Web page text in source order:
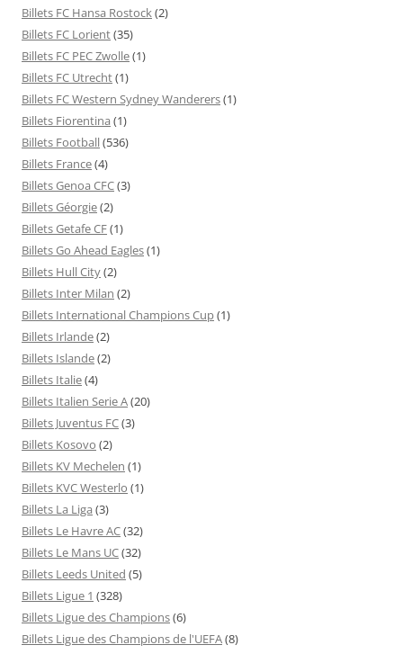
Billets FC Hansa Rostock(2)
Billets FC Lorient(35)
Billets FC PEC Zwolle(1)
Billets FC Utrecht(1)
Billets FC Western Sydney Wanderers(1)
Billets Fiorentina (1)
Billets Football(536)
Billets France(4)
Billets Genoa CFC(3)
Billets Géorgie(2)
Billets Getafe CF(1)
Billets Go Ahead Eagles(1)
Billets Hull City(2)
Billets Inter Milan (2)
Billets International Champions Cup(1)
Billets Irlande(2)
Billets Islande(2)
Billets Italie(4)
Billets Italien Serie A(20)
Billets Juventus FC(3)
Billets Kosovo (2)
Billets KV Mechelen (1)
Billets KVC Westerlo (1)
Billets La Liga (3)
Billets Le Havre AC(32)
Billets Le Mans UC(32)
Billets Leeds United (5)
Billets Ligue 1 (328)
Billets Ligue des Champions(6)
Billets Ligue des Champions de l'UEFA(8)